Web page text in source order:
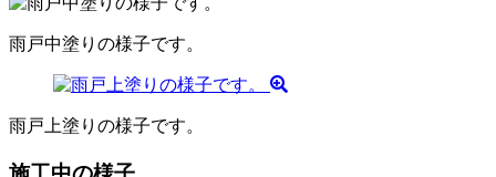
雨戸中塗りの様子です。
雨戸上塗りの様子です。